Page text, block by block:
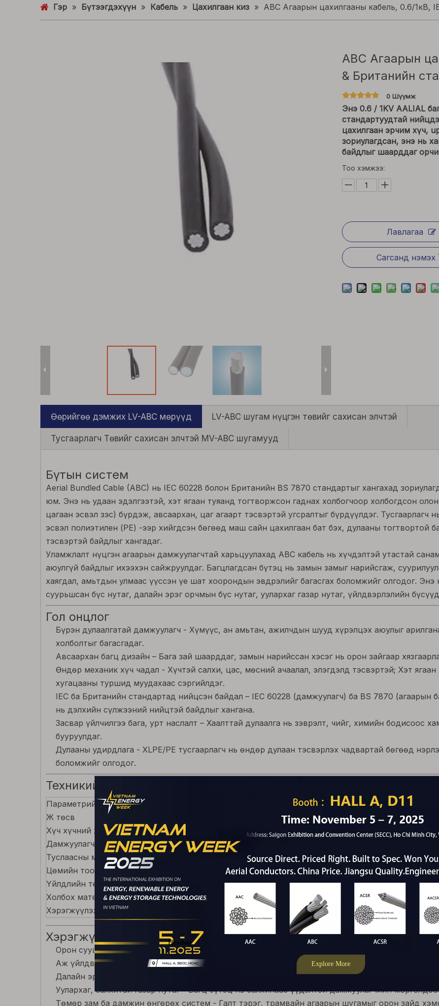
Гэр » Бүтээгдэхүүн » Кабель » Цахилгаан киз » ABC Агаарын цахилгааны кабель, 0.6/1кВ,
ABC Агаарын
& Британийн
0 Шүүмж
Энэ 0.6 / 1KV AALIAL
стандартуудтай
цахилгаан эрчим хүч,
зориулагдсан, энэ нь
байдлыг шаарддаг
Тоо хэмжээ:
Лавлагаа
Сагсанд нэмэх
Өөрийгөө дэмжих LV-ABC мөрүүд LV-ABC шугам нүцгэн төвийг сахисан элчтэй
Тусгаарлагч Төвийг сахисан элчтэй MV-ABC шугамууд
Бүтын систем
Aerial Bundled Cable (ABC) нь IEC 60228 болон Британийн BS 7870 стандартыг хангахад
юм. Энэ нь удаан эдэлгээтэй, хэт ягаан туяанд тогтворжсон гаднах холбогчоор холбогдсон
цагаан эсвэл зэс) бүрдэж, авсаархан, цаг агаарт тэсвэртэй угсралтыг бүрдүүлдэг. Тусгаарлагч
эсвэл полиэтилен (PE) -ээр хийгдсэн бөгөөд маш сайн цахилгаан бат бэх, дулааны тогтвортой
тэсвэртэй байдлыг хангадаг.
Уламжлалт нүцгэн агаарын дамжуулагчтай харьцуулахад ABC кабель нь хүчдэлтэй утастай
аюулгүй байдлыг ихээхэн сайжруулдаг. Багцлагдсан бүтэц нь замын замыг нарийсгаж,
хаягдал, амьтдын улмаас үүссэн үе шат хоорондын эвдрэлийг багасгах боломжийг олгодог.
суурьшсан бүс нутаг, далайн эрэг орчмын бүс нутаг, уулархаг газар нутаг, үйлдвэрлэлийн
Гол онцлог
Бүрэн дулаалгатай дамжуулагч - Хүмүүс, ан амьтан, ажилчдын шууд хүрэлцэх аюулыг
холболтыг багасгадаг.
Авсаархан багц дизайн – Бага зай шаарддаг, замын нарийссан хэсэг нь орон зайгаар
Өндөр механик хүч чадал - Хүчтэй салхи, цас, мөсний ачаалал, элэгдэлд тэсвэртэй; Хэт
хугацааны туршид муудахаас сэргийлдэг.
IEC ба Британийн стандартад нийцсэн байдал – IEC 60228 (дамжуулагч) ба BS 7870 (агаарын
нь дэлхийн сүлжээний нийцтэй байдлыг хангана.
Засвар үйлчилгээ бага, урт наслалт – Хаалттай дулаалга нь зэврэлт, чийг, химийн бодисоос
бууруулдаг.
Дулааны удирдлага - XLPE/PE тусгаарлагч нь өндөр дулаан тэсвэрлэх чадвартай бөгөөд
боломжийг олгодог.
Техникийн үзүүлэлт
Параметрийн
Ж төсв
Хүч хүчний хэмжээ
1 кВ – 36 кВ (LV-ээс MV)
Дамжуулагч материал
Хөнгөн цагаан (эсвэл хүсэлтээр зэс)
Туслаасны материал
Цөмийн тоо
2, 3, 4, эсвэл захиалгат
Үйлдлийн температур
-40°C-аас +90°C (XLPE)
Холбох материал
Хэт ягаан туяанд тогтворжсон полимер
Хэрэгжүүлэх
Дээд талын хуваарилалт, орон сууц, үйлдвэр, далайн эрэг,
Хэрэгжүүлэх
Орон сууцны болон хотын бүсүүд - Барилга, мод, явган хүний ​​бүсийн ойролцоох аюулгүй
Аж үйлдвэрийн бүсүүд - Тоостой, чийглэг, химийн түрэмгий орчинд найдвартай ажиллагаа.
Далайн эрэг орчмын бүсүүд - Зэврэлтэнд тэсвэртэй материал нь давс цацах, өндөр
Уулархаг, салхитай газар нутаг - Багц бүтэц нь салхинаас үүдэлтэй дамжуулагчийн
Төмөр зам ба дамжин өнгөрөх систем - Галт тэрэг, трамвайн агаарын шугамыг орон зайд